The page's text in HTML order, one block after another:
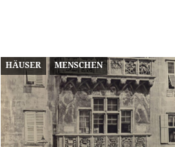
HÄUSER MENSCHEN